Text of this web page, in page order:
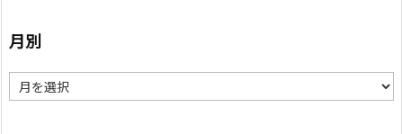
月別
別